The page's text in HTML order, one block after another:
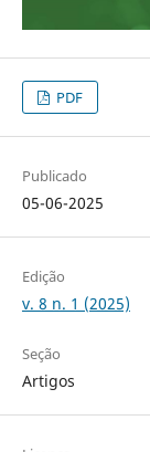
PDF
Publicado
05-06-2025
Edição
v. 8 n. 1 (2025)
Seção
Artigos